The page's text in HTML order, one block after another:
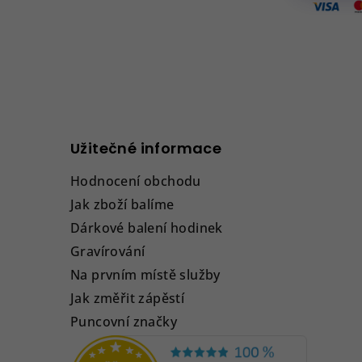
Užitečné informace
Hodnocení obchodu
Jak zboží balíme
Dárkové balení hodinek
Gravírování
Na prvním místě služby
Jak změřit zápěstí
Puncovní značky